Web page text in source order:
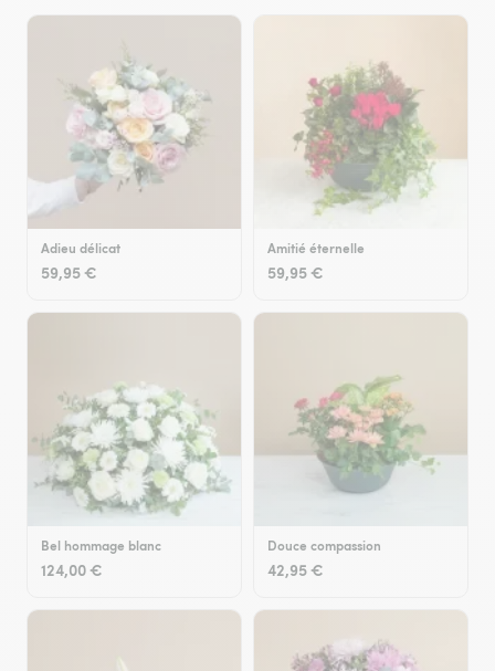
Adieu délicat
59,95 €
Amitié éternelle
59,95 €
Bel hommage blanc
124,00 €
Douce compassion
42,95 €